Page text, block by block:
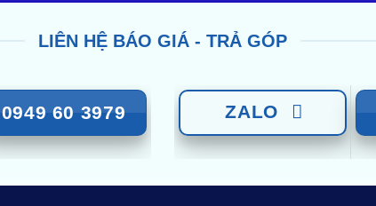
LIÊN HỆ BÁO GIÁ - TRẢ GÓP
0949 60 3979 ZALO